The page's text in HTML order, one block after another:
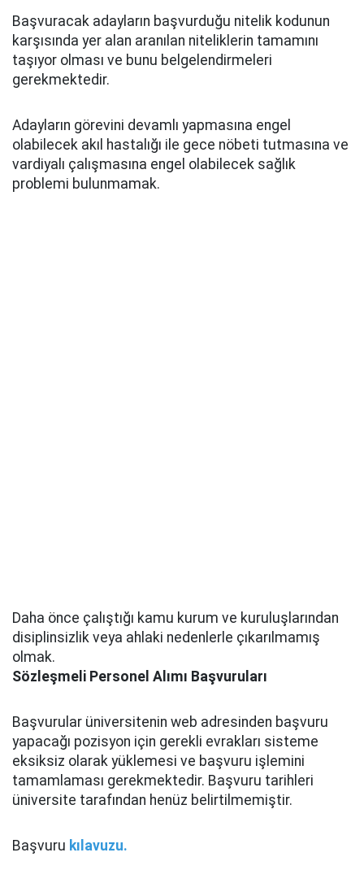
Başvuracak adayların başvurduğu nitelik kodunun
karşısında yer alan aranılan niteliklerin tamamını
taşıyor olması ve bunu belgelendirmeleri
gerekmektedir.
Adayların görevini devamlı yapmasına engel
olabilecek akıl hastalığı ile gece nöbeti tutmasına ve
vardiyalı çalışmasına engel olabilecek sağlık
problemi bulunmamak.
Daha önce çalıştığı kamu kurum ve kuruluşlarından
disiplinsizlik veya ahlaki nedenlerle çıkarılmamış
olmak.
Sözleşmeli Personel Alımı Başvuruları
Başvurular üniversitenin web adresinden başvuru
yapacağı pozisyon için gerekli evrakları sisteme
eksiksiz olarak yüklemesi ve başvuru işlemini
tamamlaması gerekmektedir. Başvuru tarihleri
üniversite tarafından henüz belirtilmemiştir.
Başvuru kılavuzu.